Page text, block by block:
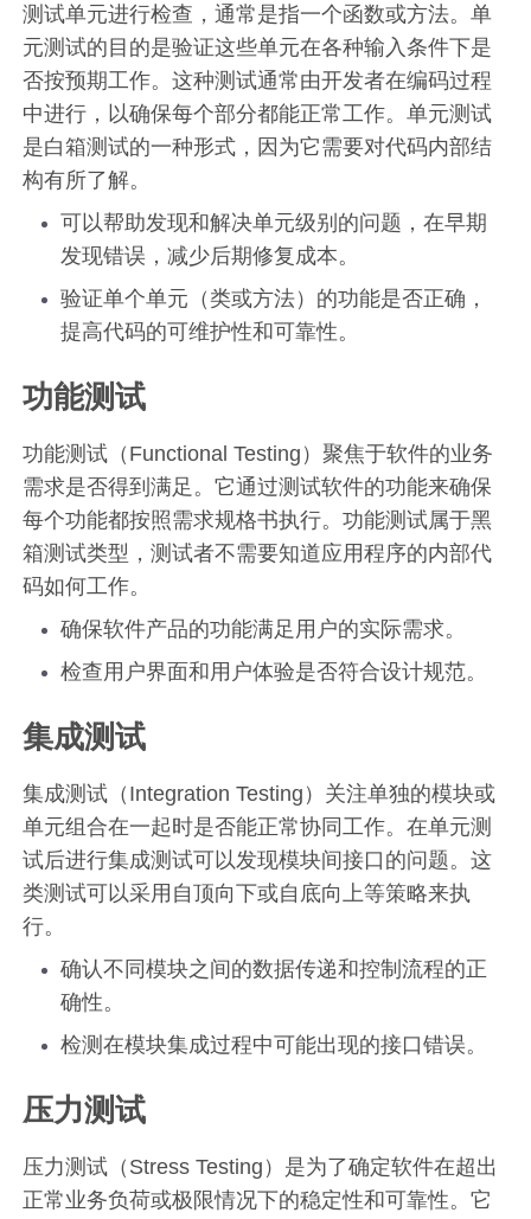
测试单元进行检查，通常是指一个函数或方法。单
元测试的目的是验证这些单元在各种输入条件下是
否按预期工作。这种测试通常由开发者在编码过程
中进行，以确保每个部分都能正常工作。单元测试
是白箱测试的一种形式，因为它需要对代码内部结
构有所了解。
可以帮助发现和解决单元级别的问题，在早期
发现错误，减少后期修复成本。
验证单个单元（类或方法）的功能是否正确，
提高代码的可维护性和可靠性。
功能测试
功能测试（Functional Testing）聚焦于软件的业务
需求是否得到满足。它通过测试软件的功能来确保
每个功能都按照需求规格书执行。功能测试属于黑
箱测试类型，测试者不需要知道应用程序的内部代
码如何工作。
确保软件产品的功能满足用户的实际需求。
检查用户界面和用户体验是否符合设计规范。
集成测试
集成测试（Integration Testing）关注单独的模块或
单元组合在一起时是否能正常协同工作。在单元测
试后进行集成测试可以发现模块间接口的问题。这
类测试可以采用自顶向下或自底向上等策略来执
行。
确认不同模块之间的数据传递和控制流程的正
确性。
检测在模块集成过程中可能出现的接口错误。
压力测试
压力测试（Stress Testing）是为了确定软件在超出
正常业务负荷或极限情况下的稳定性和可靠性。它